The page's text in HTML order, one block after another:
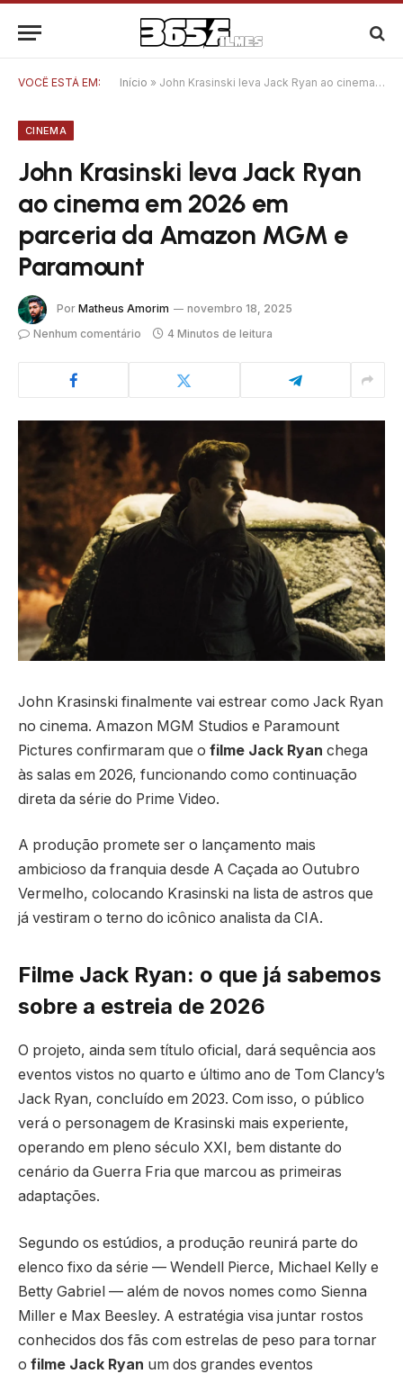
VOCÊ ESTÁ EM: Início » John Krasinski leva Jack Ryan ao cinema em 2026 em parceria da Amazon MGM e Paramount
CINEMA
John Krasinski leva Jack Ryan
ao cinema em 2026 em
parceria da Amazon MGM e
Paramount
Por Matheus Amorim
novembro 18, 2025
Nenhum comentário
4 Minutos de leitura
John Krasinski finalmente vai estrear como Jack Ryan
no cinema. Amazon MGM Studios e Paramount
Pictures confirmaram que o filme Jack Ryan chega
às salas em 2026, funcionando como continuação
direta da série do Prime Video.
A produção promete ser o lançamento mais
ambicioso da franquia desde A Caçada ao Outubro
Vermelho, colocando Krasinski na lista de astros que
já vestiram o terno do icônico analista da CIA.
Filme Jack Ryan: o que já sabemos
sobre a estreia de 2026
O projeto, ainda sem título oficial, dará sequência aos
eventos vistos no quarto e último ano de Tom Clancy’s
Jack Ryan, concluído em 2023. Com isso, o público
verá o personagem de Krasinski mais experiente,
operando em pleno século XXI, bem distante do
cenário da Guerra Fria que marcou as primeiras
adaptações.
Segundo os estúdios, a produção reunirá parte do
elenco fixo da série — Wendell Pierce, Michael Kelly e
Betty Gabriel — além de novos nomes como Sienna
Miller e Max Beesley. A estratégia visa juntar rostos
conhecidos dos fãs com estrelas de peso para tornar
o filme Jack Ryan um dos grandes eventos